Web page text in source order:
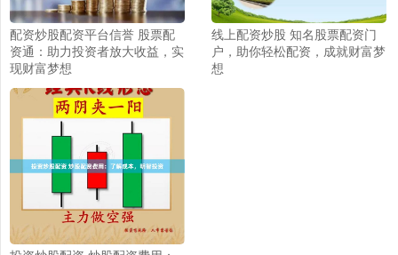
配资炒股配资平台信誉 股票配
资通：助力投资者放大收益，实
现财富梦想
线上配资炒股 知名股票配资门
户，助你轻松配资，成就财富梦
想